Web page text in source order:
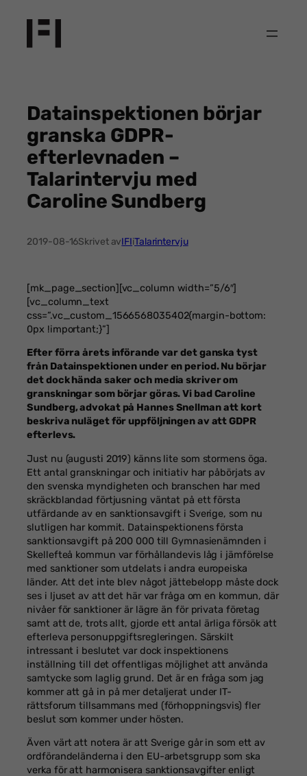
innehåll
Datainspektionen börjar
granska GDPR-
efterlevnaden –
Talarintervju med
Caroline Sundberg
2019-08-16Skrivet avIFIiTalarintervju
[mk_page_section][vc_column width=”5/6″]
[vc_column_text
css=”.vc_custom_1566568035402{margin-bottom:
0px !important;}”]
Efter förra årets införande var det ganska tyst
från Datainspektionen under en period. Nu börjar
det dock hända saker och media skriver om
granskningar som börjar göras. Vi bad Caroline
Sundberg, advokat på Hannes Snellman att kort
beskriva nuläget för uppföljningen av att GDPR
efterlevs.
Just nu (augusti 2019) känns lite som stormens öga.
Ett antal granskningar och initiativ har påbörjats av
den svenska myndigheten och branschen har med
skräckblandad förtjusning väntat på ett första
utfärdande av en sanktionsavgift i Sverige, som nu
slutligen har kommit. Datainspektionens första
sanktionsavgift på 200 000 till Gymnasienämnden i
Skellefteå kommun var förhållandevis låg i jämförelse
med sanktioner som utdelats i andra europeiska
länder. Att det inte blev något jättebelopp måste dock
ses i ljuset av att det här var fråga om en kommun, där
nivåer för sanktioner är lägre än för privata företag
samt att de, trots allt, gjorde ett antal ärliga försök att
efterleva personuppgiftsregleringen. Särskilt
intressant i beslutet var dock inspektionens
inställning till det offentligas möjlighet att använda
samtycke som laglig grund. Det är en fråga som jag
kommer att gå in på mer detaljerat under IT-
rättsforum tillsammans med (förhoppningsvis) fler
beslut som kommer under hösten.
Även värt att notera är att Sverige går in som ett av
ordförandeländerna i den EU-arbetsgrupp som ska
verka för att harmonisera sanktionsavgifter enligt